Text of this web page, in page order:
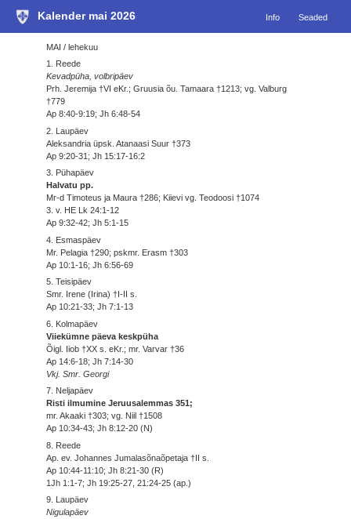
Kalender mai 2026 Info Seaded
MAI / lehekuu
1. Reede
Kevadpüha, volbripäev
Prh. Jeremija †VI eKr.; Gruusia õu. Tamaara †1213; vg. Valburg
†779
Ap 8:40-9:19; Jh 6:48-54
2. Laupäev
Aleksandria üpsk. Atanaasi Suur †373
Ap 9:20-31; Jh 15:17-16:2
3. Pühapäev
Halvatu pp.
Mr-d Timoteus ja Maura †286; Kiievi vg. Teodoosi †1074
3. v. HE Lk 24:1-12
Ap 9:32-42; Jh 5:1-15
4. Esmaspäev
Mr. Pelagia †290; pskmr. Erasm †303
Ap 10:1-16; Jh 6:56-69
5. Teisipäev
Smr. Irene (Irina) †I-II s.
Ap 10:21-33; Jh 7:1-13
6. Kolmapäev
Viiekümne päeva keskpüha
Õigl. Iiob †XX s. eKr.; mr. Varvar †36
Ap 14:6-18; Jh 7:14-30
Vkj. Smr. Georgi
7. Neljapäev
Risti ilmumine Jeruusalemmas 351;
mr. Akaaki †303; vg. Niil †1508
Ap 10:34-43; Jh 8:12-20 (N)
8. Reede
Ap. ev. Johannes Jumalasõnaõpetaja †II s.
Ap 10:44-11:10; Jh 8:21-30 (R)
1Jh 1:1-7; Jh 19:25-27, 21:24-25 (ap.)
9. Laupäev
Nigulapäev